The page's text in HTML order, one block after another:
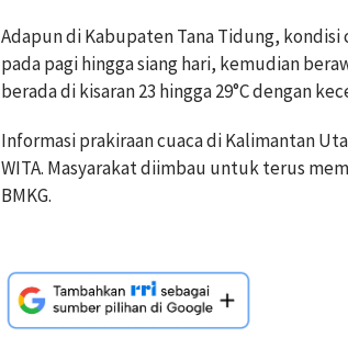
Adapun di Kabupaten Tana Tidung,
pada pagi hingga siang hari, kemudian
berada di kisaran 23 hingga 29°C dengan
Informasi prakiraan cuaca di Kalimantan
WITA. Masyarakat diimbau untuk terus
BMKG.